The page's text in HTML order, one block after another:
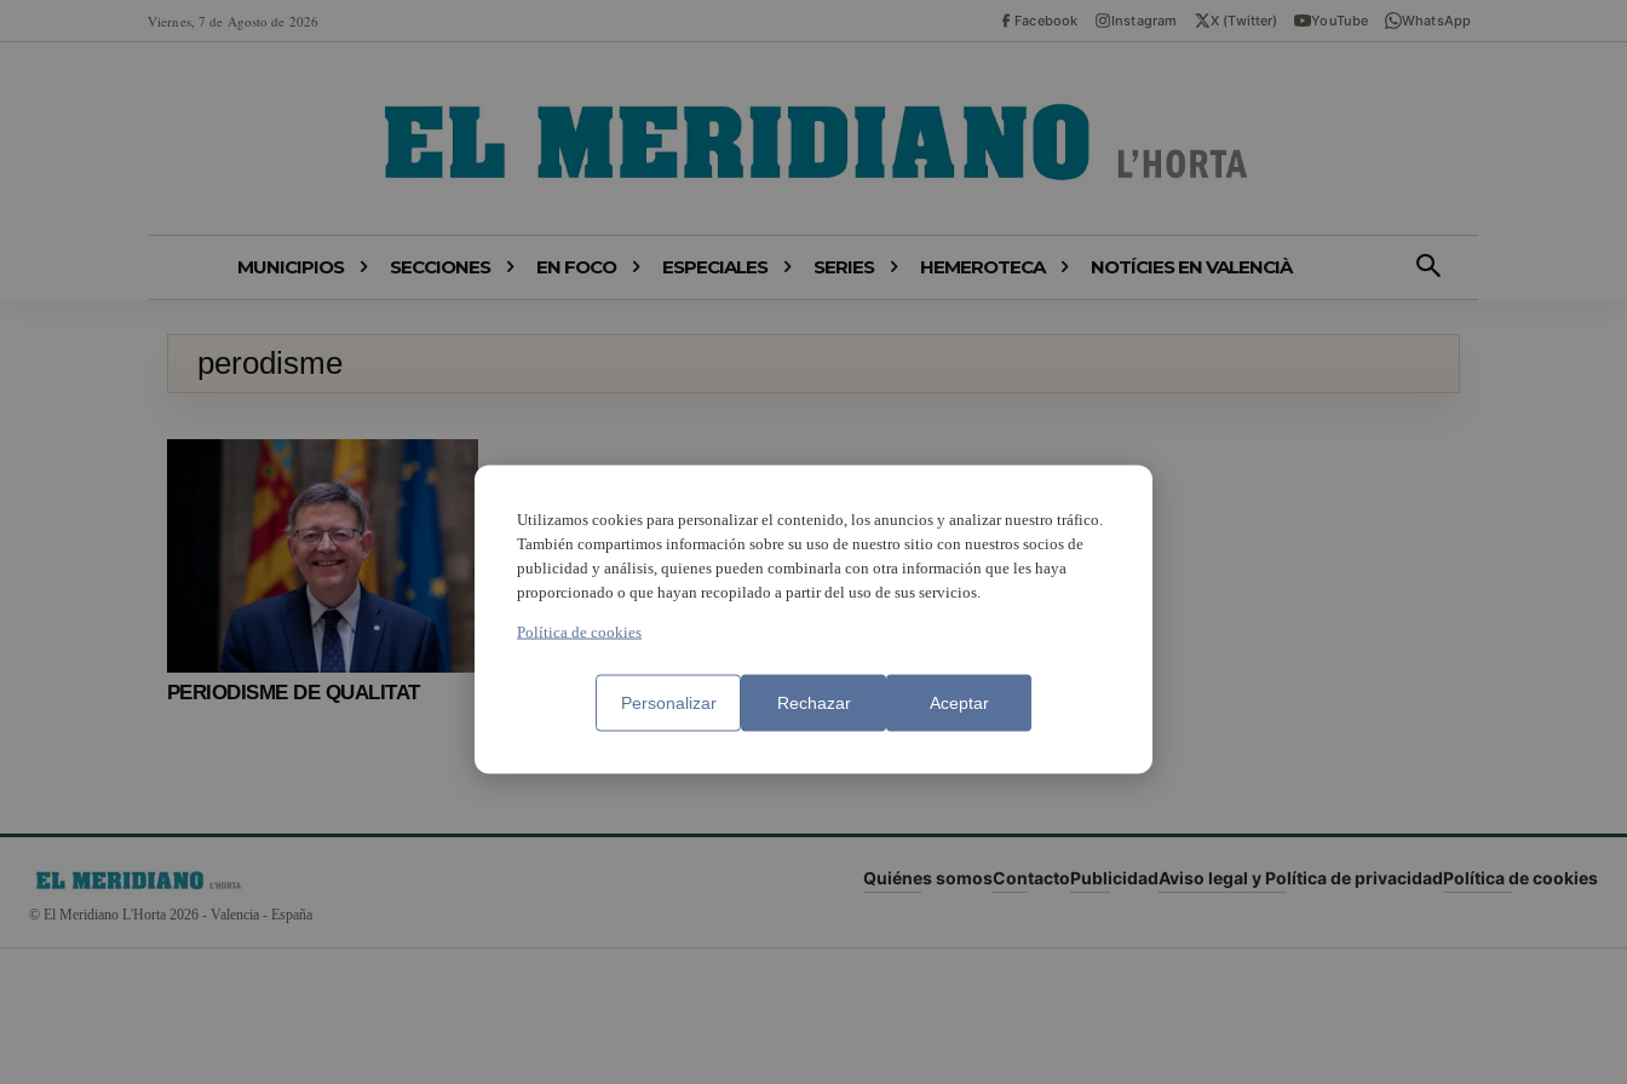
Viernes, 7 de Agosto de 2026 Facebook Instagram X (Twitter) YouTube WhatsApp
MUNICIPIOS SECCIONES EN FOCO ESPECIALES SERIES HEMEROTECA NOTÍCIES EN VALENCIÀ
perodisme
PERIODISME DE QUALITAT
© El Meridiano L'Horta 2026 - Valencia - España
Quiénes somosContactoPublicidadAviso legal y Política de privacidadPolítica de cookies
Utilizamos cookies para personalizar el contenido, los anuncios y analizar nuestro tráfico.
También compartimos información sobre su uso de nuestro sitio con nuestros socios de
publicidad y análisis, quienes pueden combinarla con otra información que les haya
proporcionado o que hayan recopilado a partir del uso de sus servicios.
Política de cookies
Personalizar Rechazar Aceptar